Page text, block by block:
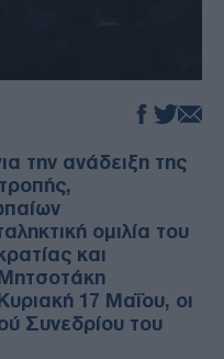
την ανάδειξη της
ομιλία του
και
17 Μαΐου, οι
Συνεδρίου του